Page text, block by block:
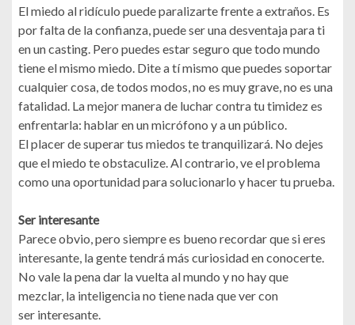
El miedo al ridículo puede paralizarte frente a extraños. Es
por falta de la confianza, puede ser una desventaja para ti
en un casting. Pero puedes estar seguro que todo mundo
tiene el mismo miedo. Dite a tí mismo que puedes soportar
cualquier cosa, de todos modos, no es muy grave, no es una
fatalidad. La mejor manera de luchar contra tu timidez es
enfrentarla: hablar en un micrófono y a un público.
El placer de superar tus miedos te tranquilizará. No dejes
que el miedo te obstaculize. Al contrario, ve el problema
como una oportunidad para solucionarlo y hacer tu prueba.
Ser interesante
Parece obvio, pero siempre es bueno recordar que si eres
interesante, la gente tendrá más curiosidad en conocerte.
No vale la pena dar la vuelta al mundo y no hay que
mezclar, la inteligencia no tiene nada que ver con
ser interesante.